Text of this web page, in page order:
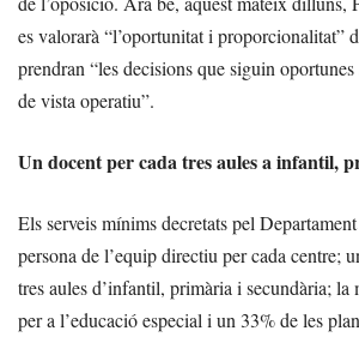
es valorarà “l’oportunitat i proporcionalitat”
prendran “les decisions que siguin
de vista operatiu”.
Un docent per cada tres aules a infantil,
Els serveis mínims decretats pel
persona de l’equip directiu per cada centre;
tres aules d’infantil, primària i secundària; la
per a l’educació especial i un 33% de les